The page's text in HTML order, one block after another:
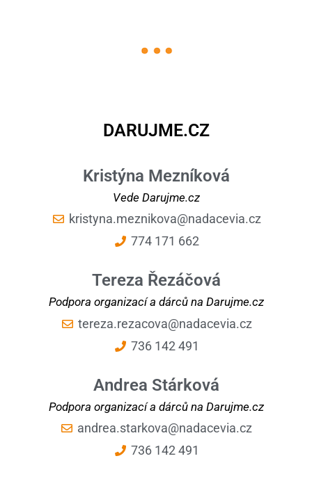
DARUJME.CZ
Kristýna Mezníková
Vede Darujme.cz
kristyna.meznikova@nadacevia.cz
774 171 662
Tereza Řezáčová
Podpora organizací a dárců na Darujme.cz
tereza.rezacova@nadacevia.cz
736 142 491
Andrea Stárková
Podpora organizací a dárců na Darujme.cz
andrea.starkova@nadacevia.cz
736 142 491